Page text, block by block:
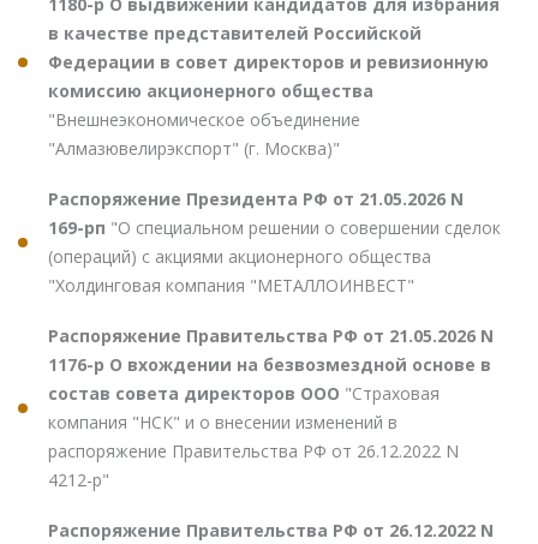
1180-р О выдвижении кандидатов для избрания
в качестве представителей Российской
Федерации в совет директоров и ревизионную
комиссию акционерного общества
"Внешнеэкономическое объединение
"Алмазювелирэкспорт" (г. Москва)"
Распоряжение Президента РФ от 21.05.2026 N
169-рп "О специальном решении о совершении сделок
(операций) с акциями акционерного общества
"Холдинговая компания "МЕТАЛЛОИНВЕСТ"
Распоряжение Правительства РФ от 21.05.2026 N
1176-р О вхождении на безвозмездной основе в
состав совета директоров ООО "Страховая
компания "НСК" и о внесении изменений в
распоряжение Правительства РФ от 26.12.2022 N
4212-р"
Распоряжение Правительства РФ от 26.12.2022 N